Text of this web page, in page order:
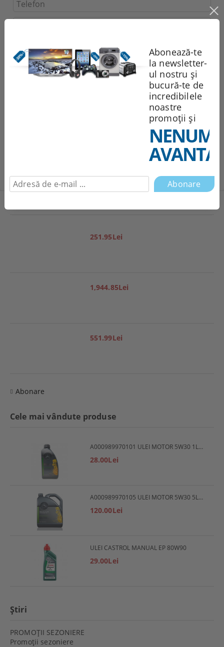
Sunt de acord cu Politica de confidentialitate
Noi vă vom contacta pentru
finalizarea comenzii.
251.95Lei
1,944.85Lei
551.99Lei
Abonare
Cele mai vândute produse
A000989970101 ULEI MOTOR 5W30 1L MERCEDES
28.00Lei
A000989970105 ULEI MOTOR 5W30 5L MERCEDES
120.00Lei
ULEI CASTROL MANUAL EP 80W90
29.00Lei
Ştiri
PROMOŢII SEZONIERE
Promoţii sezoniere
Abonează-te
la newsletter-
ul nostru și
bucură-te de
incredibilele
noastre
promoții și